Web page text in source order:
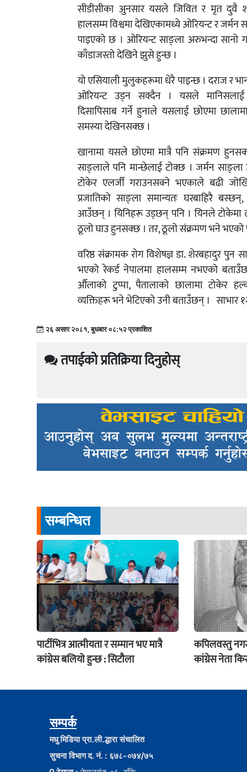
सीडीसीका अुनसार यसले जिवित र मृत दुवै
हालसम्म विश्वमा देखिएकामध्ये ओरियन्ट र जर्मन
पाइएको छ । ओरियन्ट साङ्ला अरुभन्दा सानो
काँडाजस्तो देखिने झुसे हुन्छ ।
यो एसियाली मुलुकहरूमा धेरै पाइन्छ । दराज र
ओरियन्ट उड्न सक्दैन । यसले मानिसलाई
दिसापिसाब गर्ने हुनाले यसलाई छोएमा
समस्या देखिनसक्छ ।
खानामा यसले छोएमा मात्रै पनि संक्रमण
साङ्लाले पनि मान्छेलाई टोक्छ । जर्मन
टोकेर एलर्जी गराउनसक्ने भएकाले बढी
प्रजातिको साङ्ला समान्यतः घरबाहिरै बस्छन्,
आउँछन् । यिनिहरू उड्छन् पनि । यिनले टोकेमा
ठूलो घाउ हुनसक्छ । तर, ठूलो संक्रमण भने भएको
वरिष्ठ संक्रामक रोग विशेषज्ञ डा. शेरबहादुर पुन
भएको रेकर्ड नेपालमा हालसम्म नभएको
औँलाको टुप्पा, पैतालाको छालामा टोकेर
व्यक्तिहरू भने भेटिएको उनी बताउँछन् । साभार
२६ असार २०८१, बुधबार ०८:५२ प्रकाशित
तपाईको प्रतिक्रिया दिनुहोस्
सम्बन्धित
पार्टीभित्र आत्मीयता र सम्मान भए मात्रै
कांग्रेस बलियो हुन्छ : सिटौला
कपिलवस्तु
कांग्रेस नेता
सम्पर्क
मधु मिडिया प्रा.ली.द्धारा संचालित
सुचना विभाग द. नं. : ६७८-०७४/७५